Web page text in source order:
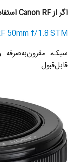
اگر از Canon RF استفاده می‌کنید:
50mm f/1.8 STM
سبک،
قابل‌قبول